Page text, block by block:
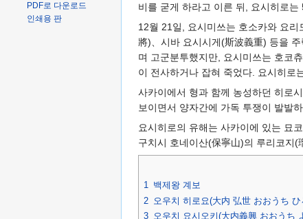
비를 굳게 하라고 이른 뒤, 요시히로
12월 21일, 요시미쓰는 호소카와 요
將)、시바 요시시게(斯波義重) 등을
며 고군분투했지만, 요시미쓰는 호코
이 전사하거나 잡혀 죽었다. 요시히로
사카이에서 형과 함께 농성하던 히로
보이면서 양자간에 가독 투쟁이 발발
요시히로의 유해는 사카이에 있는 묘
구치시 호네이산(保寧山)의 루리코지
1 백제왕 계보
2 오우치 히로요(大内 弘世 おおうち ひ
3 오우치 요시오키(大内義興 おおうち
PDF로 다운로드
인쇄용 판